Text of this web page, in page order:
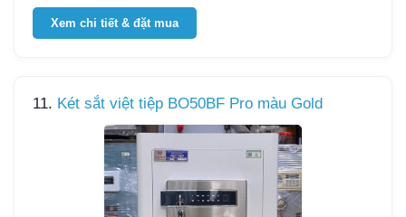
Xem chi tiết & đặt mua
11. Két sắt việt tiệp BO50BF Pro màu Gold